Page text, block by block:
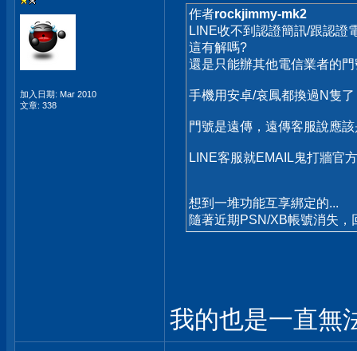
加入日期: Mar 2010
文章: 338
作者rockjimmy-mk2
LINE收不到認證簡訊/跟認證
這有解嗎?
還是只能辦其他電信業者的
手機用安卓/哀鳳都換過N隻
門號是遠傳，遠傳客服說應
LINE客服就EMAIL鬼打牆官
想到一堆功能互享綁定的...
隨著近期PSN/XB帳號消失，
我的也是一直無